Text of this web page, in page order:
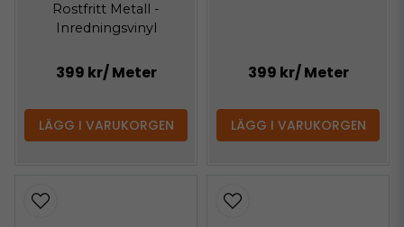
Rostfritt Metall -
Inredningsvinyl
399 kr/ Meter
LÄGG I VARUKORGEN
399 kr/ Meter
LÄGG I VARUKORGEN